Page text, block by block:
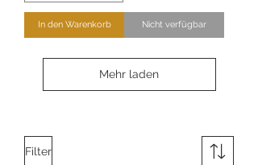
In den Warenkorb Nicht verfügbar
Mehr laden
Filter